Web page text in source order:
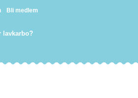
lavkarbo?
Bli medlem